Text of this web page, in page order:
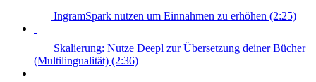
IngramSpark nutzen um Einnahmen zu erhöhen (2:25)
Skalierung: Nutze Deepl zur Übersetzung deiner Bücher
(Multilingualität) (2:36)